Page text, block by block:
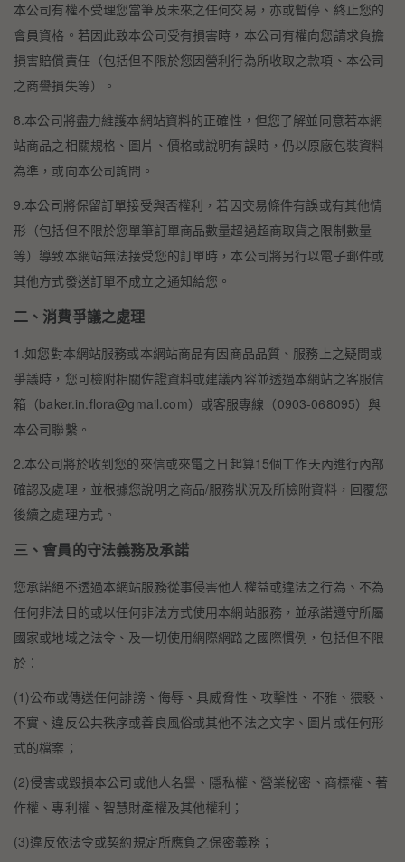
本公司有權不受理您當筆及未來之任何交易，亦或暫停、終止您的
會員資格。若因此致本公司受有損害時，本公司有權向您請求負擔
損害賠償責任（包括但不限於您因營利行為所收取之款項、本公司
之商譽損失等）。
8.本公司將盡力維護本網站資料的正確性，但您了解並同意若本網
站商品之相關規格、圖片、價格或說明有誤時，仍以原廠包裝資料
為準，或向本公司詢問。
9.本公司將保留訂單接受與否權利，若因交易條件有誤或有其他情
形（包括但不限於您單筆訂單商品數量超過超商取貨之限制數量
等）導致本網站無法接受您的訂單時，本公司將另行以電子郵件或
其他方式發送訂單不成立之通知給您。
二、消費爭議之處理
1.如您對本網站服務或本網站商品有因商品品質、服務上之疑問或
爭議時，您可檢附相關佐證資料或建議內容並透過本網站之客服信
箱（baker.in.flora@gmail.com）或客服專線（0903-068095）與
本公司聯繫。
2.本公司將於收到您的來信或來電之日起算15個工作天內進行內部
確認及處理，並根據您說明之商品/服務狀況及所檢附資料，回覆您
後續之處理方式。
三、會員的守法義務及承諾
您承諾絕不透過本網站服務從事侵害他人權益或違法之行為、不為
任何非法目的或以任何非法方式使用本網站服務，並承諾遵守所屬
國家或地域之法令、及一切使用網際網路之國際慣例，包括但不限
於：
(1)公布或傳送任何誹謗、侮辱、具威脅性、攻擊性、不雅、猥褻、
不實、違反公共秩序或善良風俗或其他不法之文字、圖片或任何形
式的檔案；
(2)侵害或毀損本公司或他人名譽、隱私權、營業秘密、商標權、著
作權、專利權、智慧財產權及其他權利；
(3)違反依法令或契約規定所應負之保密義務；